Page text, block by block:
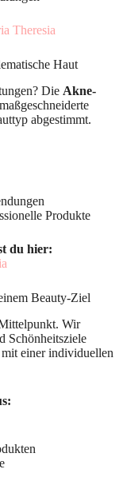
Theresia
Haut
Die Akne-
abgestimmt.
Produkte
du hier:
Beauty-Ziel
Wir
Schönheitsziele
mit einer individuellen